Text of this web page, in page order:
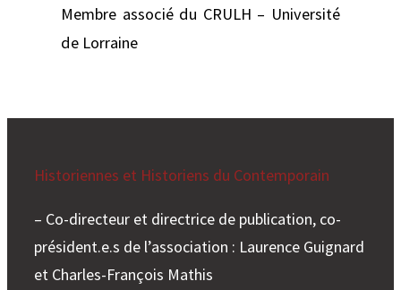
Membre associé du CRULH – Université
de Lorraine
Historiennes et Historiens du Contemporain
– Co-directeur et directrice de publication, co-
président.e.s de l’association : Laurence Guignard
et Charles-François Mathis